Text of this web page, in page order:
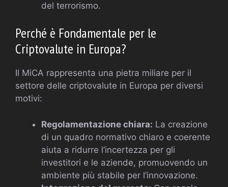
del terrorismo.
Perché è Fondamentale per le
Criptovalute in Europa?
Il MiCA rappresenta una pietra miliare per il
settore delle criptovalute in Europa per diversi
motivi:
Regolamentazione chiara: La creazione
di un quadro normativo chiaro e coerente
aiuta a ridurre l’incertezza per gli
investitori e le aziende, promuovendo un
ambiente più stabile per l’innovazione.